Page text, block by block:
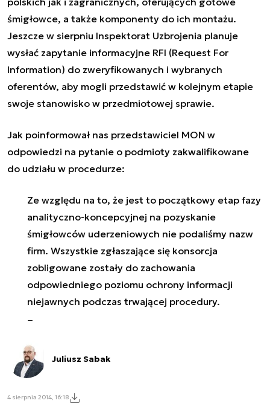
śmigłowce, a także komponenty do ich montażu.
Jeszcze w sierpniu Inspektorat Uzbrojenia planuje
wysłać zapytanie informacyjne RFI (Request For
Information) do zweryfikowanych i wybranych
oferentów, aby mogli przedstawić w kolejnym etapie
swoje stanowisko w przedmiotowej sprawie.
Jak poinformował nas przedstawiciel MON w
odpowiedzi na pytanie o podmioty zakwalifikowane
do udziału w procedurze:
Ze względu na to, że jest to początkowy etap fazy
analityczno-koncepcyjnej na pozyskanie
śmigłowców uderzeniowych nie podaliśmy nazw
firm. Wszystkie zgłaszające się konsorcja
zobligowane zostały do zachowania
odpowiedniego poziomu ochrony informacji
niejawnych podczas trwającej procedury.
Juliusz Sabak
4 sierpnia 2014, 16:18